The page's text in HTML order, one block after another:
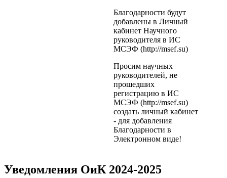
Благодарности будут
добавлены в Личный
кабинет Научного
руководителя в ИС
МСЭФ (http://msef.su)
Просим научных
руководителей, не
прошедших
регистрацию в ИС
МСЭФ (http://msef.su)
создать личный кабинет
- для добавления
Благодарности в
Электронном виде!
Уведомления ОиК 2024-2025